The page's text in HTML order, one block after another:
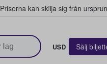
Priserna kan skilja sig från
USD Sälj